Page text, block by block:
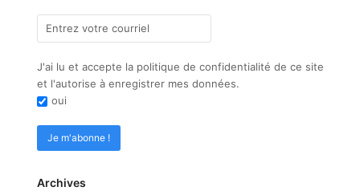
J'ai lu et accepte la politique de confidentialité de ce site
et l'autorise à enregistrer mes données.
oui
Archives